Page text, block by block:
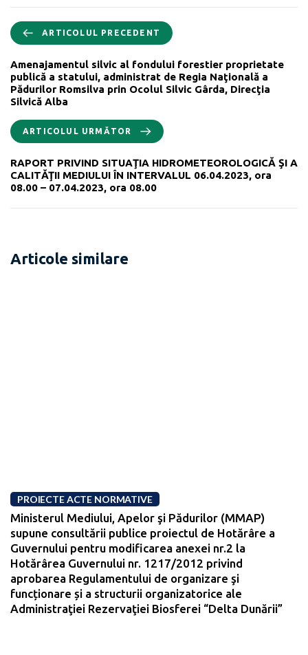
ARTICOLUL PRECEDENT
Amenajamentul silvic al fondului forestier proprietate
publică a statului, administrat de Regia Naţională a
Pădurilor Romsilva prin Ocolul Silvic Gârda, Direcţia
Silvică Alba
ARTICOLUL URMĂTOR
RAPORT PRIVIND SITUAŢIA HIDROMETEOROLOGICĂ ŞI A
CALITĂŢII MEDIULUI ÎN INTERVALUL 06.04.2023, ora
08.00 – 07.04.2023, ora 08.00
Articole similare
PROIECTE ACTE NORMATIVE
Ministerul Mediului, Apelor şi Pădurilor (MMAP)
supune consultării publice proiectul de Hotărâre a
Guvernului pentru modificarea anexei nr.2 la
Hotărârea Guvernului nr. 1217/2012 privind
aprobarea Regulamentului de organizare şi
funcționare și a structurii organizatorice ale
Administraţiei Rezervaţiei Biosferei “Delta Dunării”